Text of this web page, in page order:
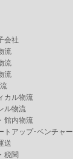
会社
流
流
流
カル物流
ル物流
館内物流
トアップ･ベンチャー
送
税関